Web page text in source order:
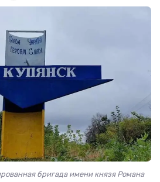
бригада имени князя Романа